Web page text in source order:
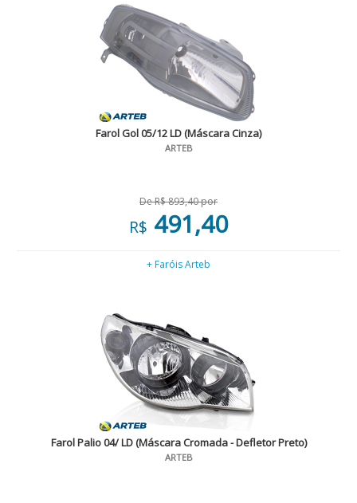
Farol Gol 05/12 LD (Máscara Cinza)
ARTEB
De R$ 893,40 por
R$ 491,40
+ Faróis Arteb
Farol Palio 04/ LD (Máscara Cromada - Defletor Preto)
ARTEB